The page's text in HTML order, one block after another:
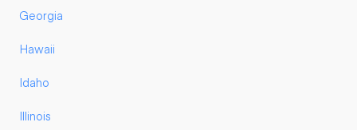
Georgia
Hawaii
Idaho
Illinois